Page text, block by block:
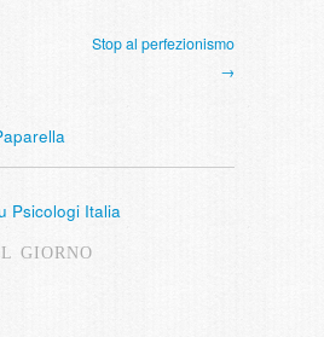
Stop al perfezionismo
→
Psicologi Italia
GIORNO